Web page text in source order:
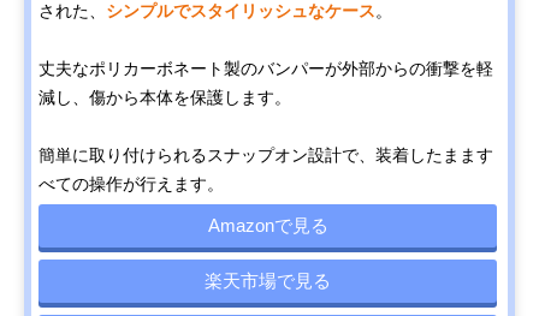
された、 シンプルでスタイリッシュなケース。
丈夫なポリカーボネート製のバンパーが外部からの衝撃を軽
減し、傷から本体を保護します。
簡単に取り付けられるスナップオン設計で、装着したまます
べての操作が行えます。
Amazonで見る
楽天市場で見る